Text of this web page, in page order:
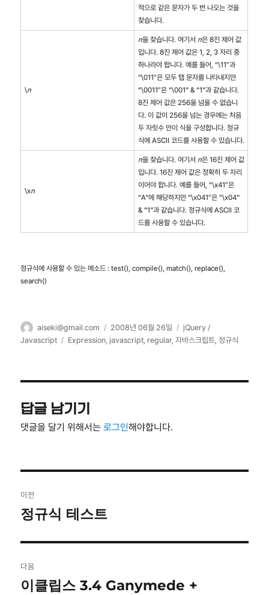
적으로 같은 문자가 두 번 나오는 것을
찾습니다.
\n
n을 찾습니다. 여기서 n은 8진 제어 값
입니다. 8진 제어 값은 1, 2, 3 자리 중
하나라야 합니다. 예를 들어, “\11″과
“\011″은 모두 탭 문자를 나타내지만
“\0011″은 “\001” & “1”과 같습니다.
8진 제어 값은 256을 넘을 수 없습니
다. 이 값이 256을 넘는 경우에는 처음
두 자릿수 만이 식을 구성합니다. 정규
식에 ASCII 코드를 사용할 수 있습니다.
\xn
n을 찾습니다. 여기서 n은 16진 제어 값
입니다. 16진 제어 값은 정확히 두 자리
이어야 합니다. 예를 들어, “\x41″은
“A”에 해당하지만 “\x041″은 “\x04”
& “1”과 같습니다. 정규식에 ASCII 코
드를 사용할 수 있습니다.
정규식에 사용할 수 있는 메소드 : test(), compile(), match(), replace(),
search()
글
쓴
aiseki@gmail.com
작
성
2008년 06월 26일
카
테
jQuery /
Javascript
태
Expression,javascript, regular,자바스크립트,정규식
답글 남기기
댓글을 달기 위해서는로그인해야합니다.
탐
이전
이
글:
정규식 테스트
다음
다
이클립스 3.4 Ganymede +